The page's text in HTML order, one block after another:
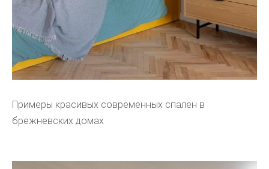
Примеры красивых современных спален в
брежневских домах